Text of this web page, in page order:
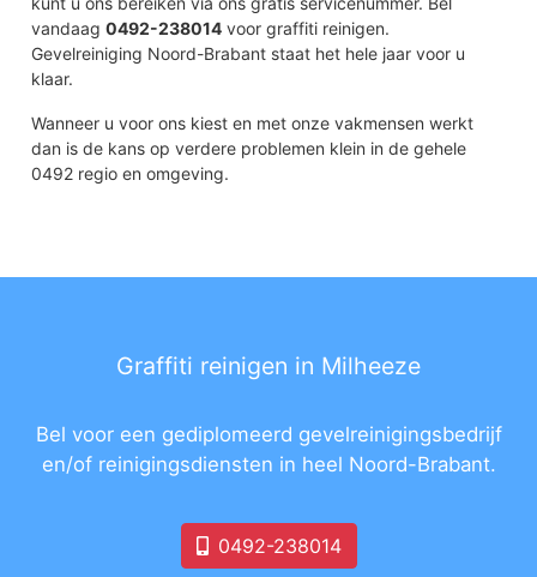
vandaag0492-238014 voor graffiti reinigen.
Gevelreiniging Noord-Brabant staat het hele jaar voor u
klaar.
Wanneer u voor ons kiest en met onze vakmensen werkt
dan is de kans op verdere problemen klein in de gehele
0492 regio en omgeving.
Graffiti reinigen in Milheeze
Bel voor een gediplomeerd gevelreinigingsbedrijf
en/of reinigingsdiensten in heel Noord-Brabant.
0492-238014